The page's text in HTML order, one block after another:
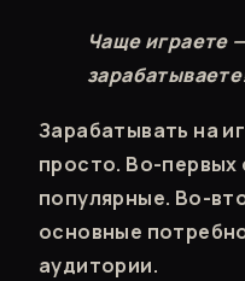
Чаще играете
Зарабатывать на
просто. Во-первых
популярные. Во-
основные
аудитории.